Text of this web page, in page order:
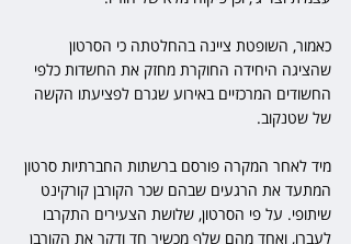
כאמור, השופטת ציינה בהחלטתה כי הסרטון
שהציגה היחידה החוקרת מחזק את החשדות כלפי
החשודים המרכזיים באירוע שגרם לפציעתו הקשה
של שטנקוב.
מיד לאחר המקרה פורסם ברשתות החברתיות סרטון
המתעד את הרגעים שבהם שכר הקורבן קורקינט
שיתופי. על פי הסרטון, שלושת הצעירים התקרבו
לעברו, ואחד מהם שלף מכשיר חד ודקר את הקורבן